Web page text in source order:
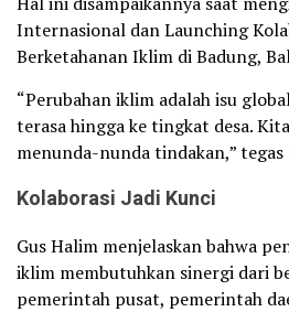
Internasional dan Launching
Berketahanan Iklim di Badung,
“Perubahan iklim adalah isu
terasa hingga ke tingkat desa.
menunda-nunda tindakan,” tegas
Kolaborasi Jadi Kunci
Gus Halim menjelaskan bahwa
iklim membutuhkan sinergi dari
pemerintah pusat, pemerintah